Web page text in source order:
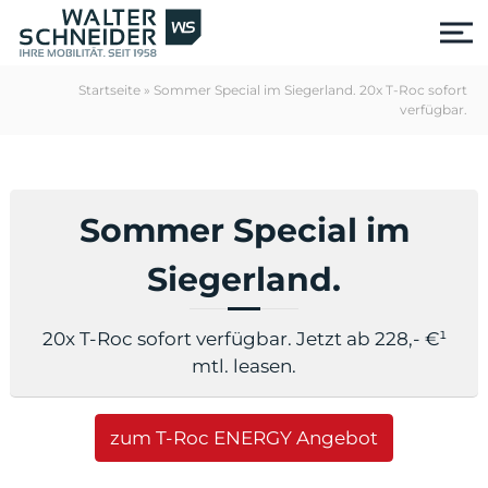
Startseite » Sommer Special im Siegerland. 20x T-Roc sofort
verfügbar.
Sommer Special im
Siegerland.
20x T-Roc sofort verfügbar. Jetzt ab 228,- €¹
mtl. leasen.
zum T-Roc ENERGY Angebot